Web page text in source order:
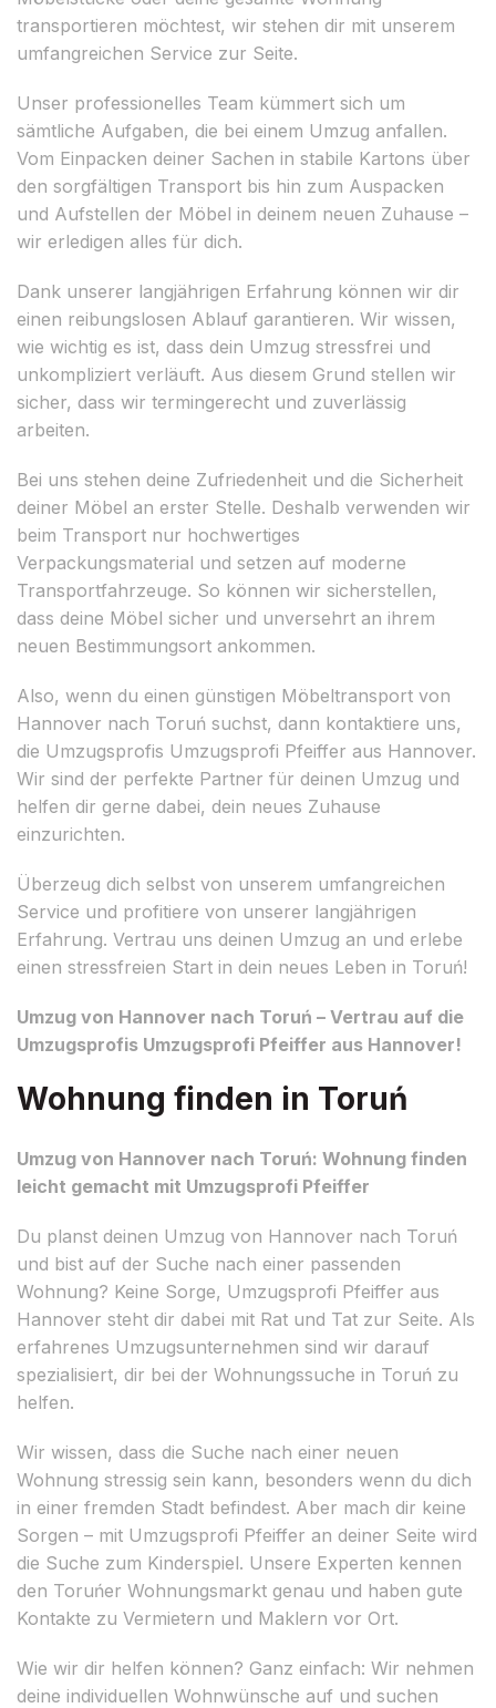
transportieren möchtest, wir stehen dir mit unserem
umfangreichen Service zur Seite.
Unser professionelles Team kümmert sich um
sämtliche Aufgaben, die bei einem Umzug anfallen.
Vom Einpacken deiner Sachen in stabile Kartons über
den sorgfältigen Transport bis hin zum Auspacken
und Aufstellen der Möbel in deinem neuen Zuhause –
wir erledigen alles für dich.
Dank unserer langjährigen Erfahrung können wir dir
einen reibungslosen Ablauf garantieren. Wir wissen,
wie wichtig es ist, dass dein Umzug stressfrei und
unkompliziert verläuft. Aus diesem Grund stellen wir
sicher, dass wir termingerecht und zuverlässig
arbeiten.
Bei uns stehen deine Zufriedenheit und die Sicherheit
deiner Möbel an erster Stelle. Deshalb verwenden wir
beim Transport nur hochwertiges
Verpackungsmaterial und setzen auf moderne
Transportfahrzeuge. So können wir sicherstellen,
dass deine Möbel sicher und unversehrt an ihrem
neuen Bestimmungsort ankommen.
Also, wenn du einen günstigen Möbeltransport von
Hannover nach Toruń suchst, dann kontaktiere uns,
die Umzugsprofis Umzugsprofi Pfeiffer aus Hannover.
Wir sind der perfekte Partner für deinen Umzug und
helfen dir gerne dabei, dein neues Zuhause
einzurichten.
Überzeug dich selbst von unserem umfangreichen
Service und profitiere von unserer langjährigen
Erfahrung. Vertrau uns deinen Umzug an und erlebe
einen stressfreien Start in dein neues Leben in Toruń!
Umzug von Hannover nach Toruń – Vertrau auf die
Umzugsprofis Umzugsprofi Pfeiffer aus Hannover!
Wohnung finden in Toruń
Umzug von Hannover nach Toruń: Wohnung finden
leicht gemacht mit Umzugsprofi Pfeiffer
Du planst deinen Umzug von Hannover nach Toruń
und bist auf der Suche nach einer passenden
Wohnung? Keine Sorge, Umzugsprofi Pfeiffer aus
Hannover steht dir dabei mit Rat und Tat zur Seite. Als
erfahrenes Umzugsunternehmen sind wir darauf
spezialisiert, dir bei der Wohnungssuche in Toruń zu
helfen.
Wir wissen, dass die Suche nach einer neuen
Wohnung stressig sein kann, besonders wenn du dich
in einer fremden Stadt befindest. Aber mach dir keine
Sorgen – mit Umzugsprofi Pfeiffer an deiner Seite wird
die Suche zum Kinderspiel. Unsere Experten kennen
den Toruńer Wohnungsmarkt genau und haben gute
Kontakte zu Vermietern und Maklern vor Ort.
Wie wir dir helfen können? Ganz einfach: Wir nehmen
deine individuellen Wohnwünsche auf und suchen